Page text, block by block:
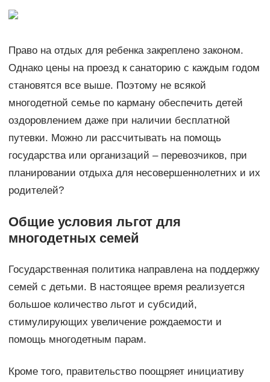
Право на отдых для ребенка закреплено законом.
Однако цены на проезд к санаторию с каждым годом
становятся все выше. Поэтому не всякой
многодетной семье по карману обеспечить детей
оздоровлением даже при наличии бесплатной
путевки. Можно ли рассчитывать на помощь
государства или организаций – перевозчиков, при
планировании отдыха для несовершеннолетних и их
родителей?
Общие условия льгот для
многодетных семей
Государственная политика направлена на поддержку
семей с детьми. В настоящее время реализуется
большое количество льгот и субсидий,
стимулирующих увеличение рождаемости и
помощь многодетным парам.
Кроме того, правительство поощряет инициативу